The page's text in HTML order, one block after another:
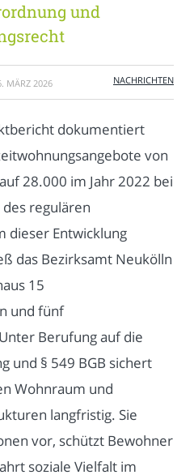
und
MÄRZ 2026 NACHRICHTEN
dokumentiert
von
28.000 im Jahr 2022 bei
regulären
dieser Entwicklung
das Bezirksamt Neukölln
15
und fünf
Berufung auf die
und § 549 BGB sichert
Wohnraum und
langfristig. Sie
vor, schützt Bewohner
soziale Vielfalt im